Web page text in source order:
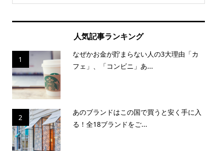
人気記事ランキング
1
なぜかお金が貯まらない人の3大理由「カ
フェ」、「コンビニ」あ...
2
あのブランドはこの国で買うと安く手に入
る！全18ブランドをご...